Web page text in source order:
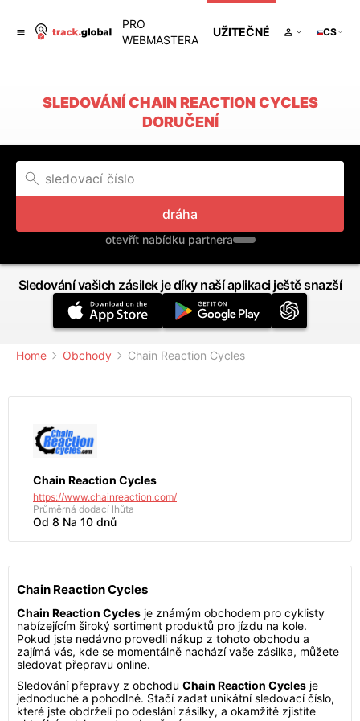
PRO
WEBMASTERA
UŽITEČNÉ CS
SLEDOVÁNÍ CHAIN REACTION CYCLES
DORUČENÍ
dráha
otevřít nabídku partnera
Sledování vašich zásilek je díky naší aplikaci ještě snazší
Home Obchody Chain Reaction Cycles
Chain Reaction Cycles
https://www.chainreaction.com/
Průměrná dodací lhůta
Od 8 Na 10 dnů
Chain Reaction Cycles
Chain Reaction Cycles je známým obchodem pro cyklisty
nabízejícím široký sortiment produktů pro jízdu na kole.
Pokud jste nedávno provedli nákup z tohoto obchodu a
zajímá vás, kde se momentálně nachází vaše zásilka, můžete
sledovat přepravu online.
Sledování přepravy z obchodu Chain Reaction Cycles je
jednoduché a pohodlné. Stačí zadat unikátní sledovací číslo,
které jste obdrželi po odeslání zásilky, a okamžitě zjistíte